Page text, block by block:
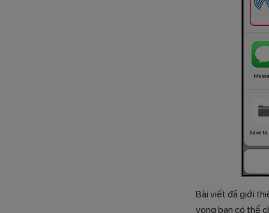
Bài viết đã giới
vọng bạn có thể